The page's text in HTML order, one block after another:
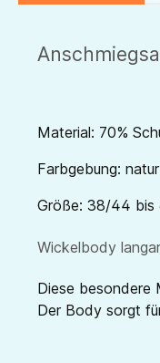
Material: 70%
Farbgebung: natur
Größe: 38/44 bis
Wickelbody
Diese besondere
Der Body sorgt